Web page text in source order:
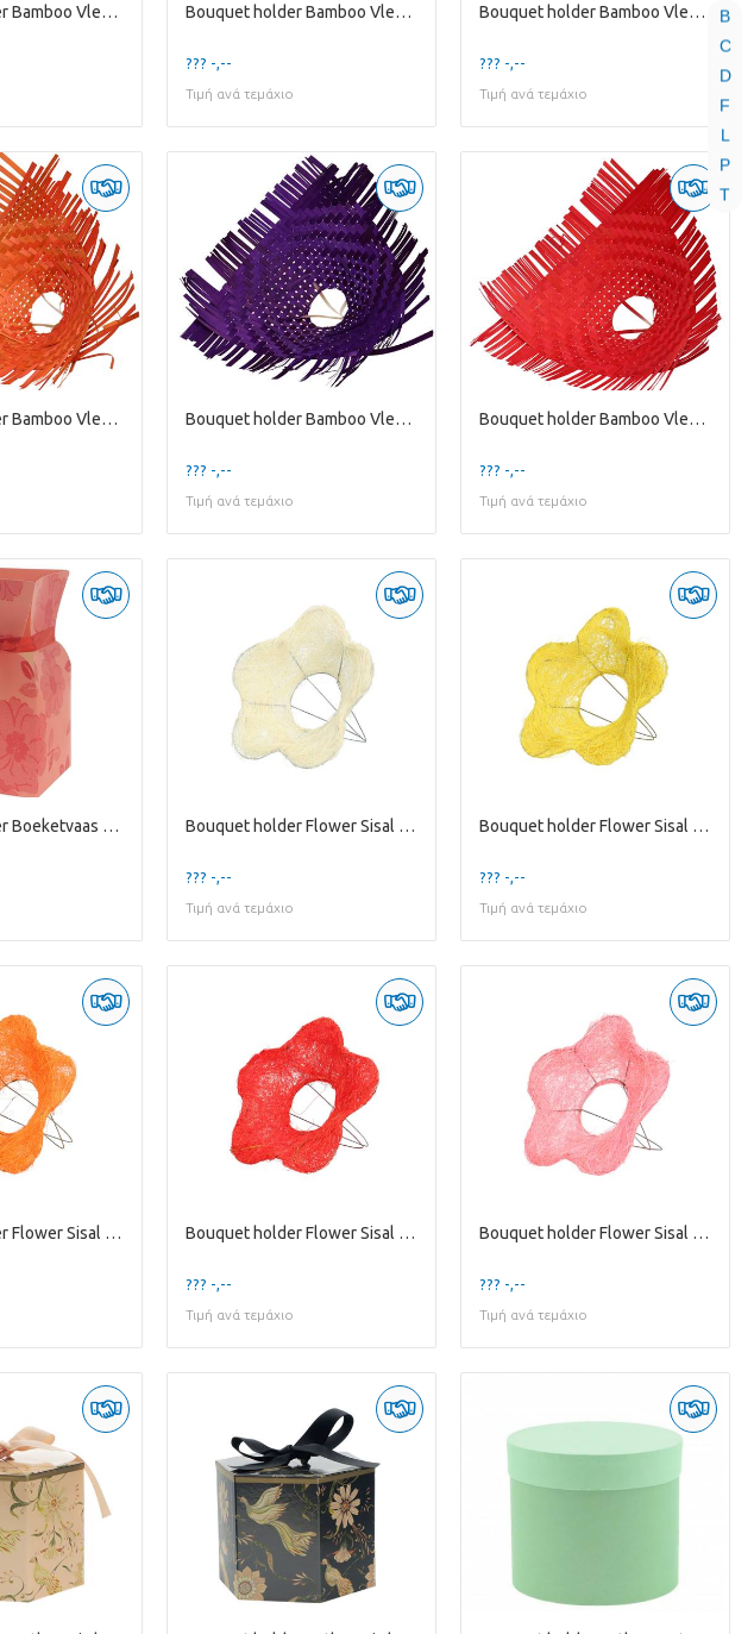
B
C
D
F
L
P
T
Bouquet holder Bamboo Vlecht D34cm Bouquet holder Bamboo Vlecht D34cm
??? -,--
Τιμή ανά τεμάχιο
Bouquet holder Bamboo Vlecht D34cm
??? -,--
Τιμή ανά τεμάχιο
Bouquet holder Bamboo Vlecht D34cm Bouquet holder Bamboo Vlecht D34cm
??? -,--
Τιμή ανά τεμάχιο
Bouquet holder Bamboo Vlecht D34cm
??? -,--
Τιμή ανά τεμάχιο
Bouquet holder Boeketvaas Vanity 13*26cm Bouquet holder Flower Sisal D15cm
??? -,--
Τιμή ανά τεμάχιο
Bouquet holder Flower Sisal D15cm
??? -,--
Τιμή ανά τεμάχιο
Bouquet holder Flower Sisal D15cm Bouquet holder Flower Sisal D15cm
??? -,--
Τιμή ανά τεμάχιο
Bouquet holder Flower Sisal D15cm
??? -,--
Τιμή ανά τεμάχιο